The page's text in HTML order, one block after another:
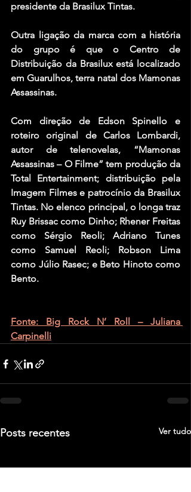
presidente da Brasilux Tintas.
Outra ligação da marca com a história
do grupo é que o Centro de
Distribuição da Brasilux está localizado
em Guarulhos, terra natal dos Mamonas
Assassinas.
Com direção de Edson Spinello e
roteiro original de Carlos Lombardi,
autor de telenovelas, “Mamonas
Assassinas – O Filme” tem produção da
Total Entertainment; distribuição pela
Imagem Filmes e patrocínio da Brasilux
Tintas. No elenco principal, o longa traz
Ruy Brissac como Dinho; Rhener Freitas
como Sérgio Reoli; Adriano Tunes
como Samuel Reoli; Robson Lima
como Júlio Rasec; e Beto Hinoto como
Bento.
Fonte: Big Rock N’ Roll – Juliana
Carpinelli
Posts recentes Ver tudo